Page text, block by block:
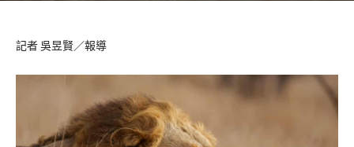
記者 吳昱賢／報導